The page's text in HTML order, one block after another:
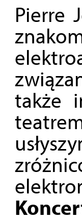
Pierre
także